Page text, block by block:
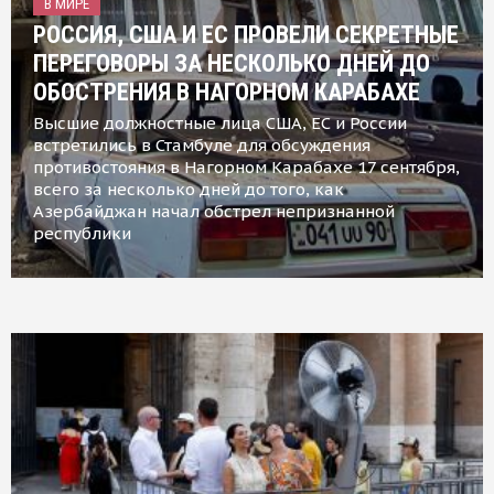
В МИРЕ
РОССИЯ, США И ЕС ПРОВЕЛИ СЕКРЕТНЫЕ
ПЕРЕГОВОРЫ ЗА НЕСКОЛЬКО ДНЕЙ ДО
ОБОСТРЕНИЯ В НАГОРНОМ КАРАБАХЕ
Высшие должностные лица США, ЕС и России
встретились в Стамбуле для обсуждения
противостояния в Нагорном Карабахе 17 сентября,
всего за несколько дней до того, как
Азербайджан начал обстрел непризнанной
республики